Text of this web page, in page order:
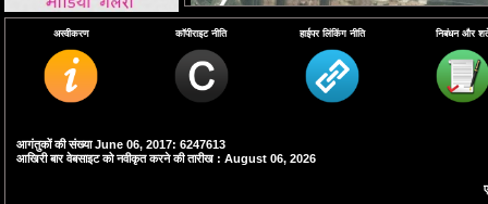
अस्वीकरण कॉपीराइट नीति हाईपर लिंकिंग नीति निबंधन और
आगंतुकों की संख्या June 06, 2017: 6247613
आखिरी बार वेबसाइट को नवीकृत करने की तारीख : August 06, 2026